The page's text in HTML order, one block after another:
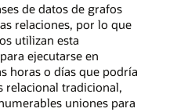
de datos de grafos
relaciones, por lo que
utilizan esta
ejecutarse en
horas o días que podría
relacional tradicional,
uniones para